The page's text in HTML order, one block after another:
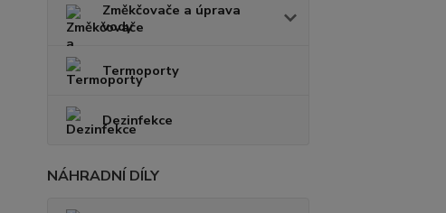
Změkčovače a úprava
vody
Termoporty
Dezinfekce
NÁHRADNÍ DÍLY